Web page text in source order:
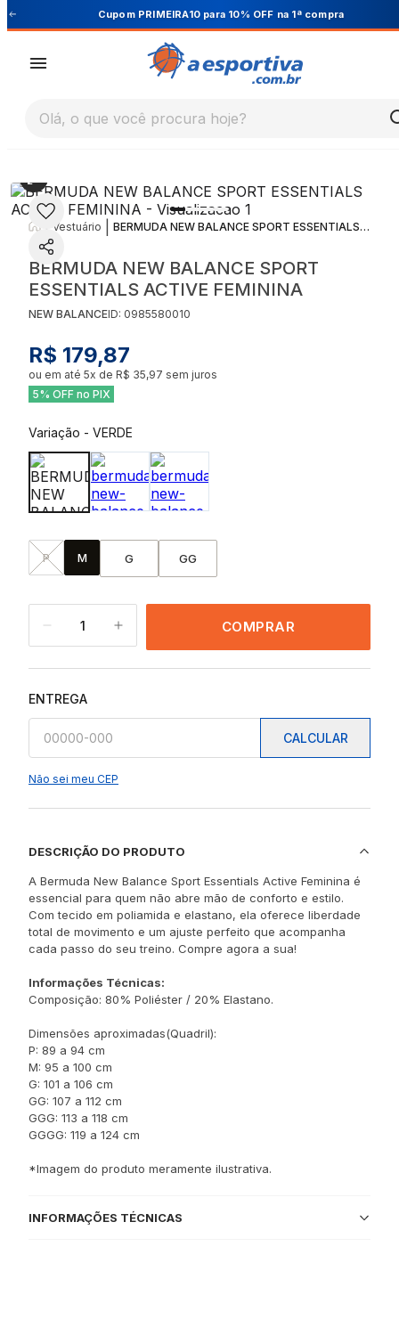
Cupom PRIMEIRA10 para 10% OFF na 1ª compra
Olá, o que você procura hoje?
Vestuário BERMUDA NEW BALANCE SPORT ESSENTIALS ACTIVE FEMININA
BERMUDA NEW BALANCE SPORT
ESSENTIALS ACTIVE FEMININA
NEW BALANCEID: 0985580010
R$ 179,87
ou em até 5x de R$ 35,97 sem juros
5% OFF no PIX
Variação - VERDE
P M G GG
1 COMPRAR
ENTREGA
CALCULAR
Não sei meu CEP
DESCRIÇÃO DO PRODUTO
A Bermuda New Balance Sport Essentials Active Feminina é
essencial para quem não abre mão de conforto e estilo.
Com tecido em poliamida e elastano, ela oferece liberdade
total de movimento e um ajuste perfeito que acompanha
cada passo do seu treino. Compre agora a sua!
Informações Técnicas:
Composição: 80% Poliéster / 20% Elastano.
Dimensões aproximadas(Quadril):
P: 89 a 94 cm
M: 95 a 100 cm
G: 101 a 106 cm
GG: 107 a 112 cm
GGG: 113 a 118 cm
GGGG: 119 a 124 cm
*Imagem do produto meramente ilustrativa.
INFORMAÇÕES TÉCNICAS